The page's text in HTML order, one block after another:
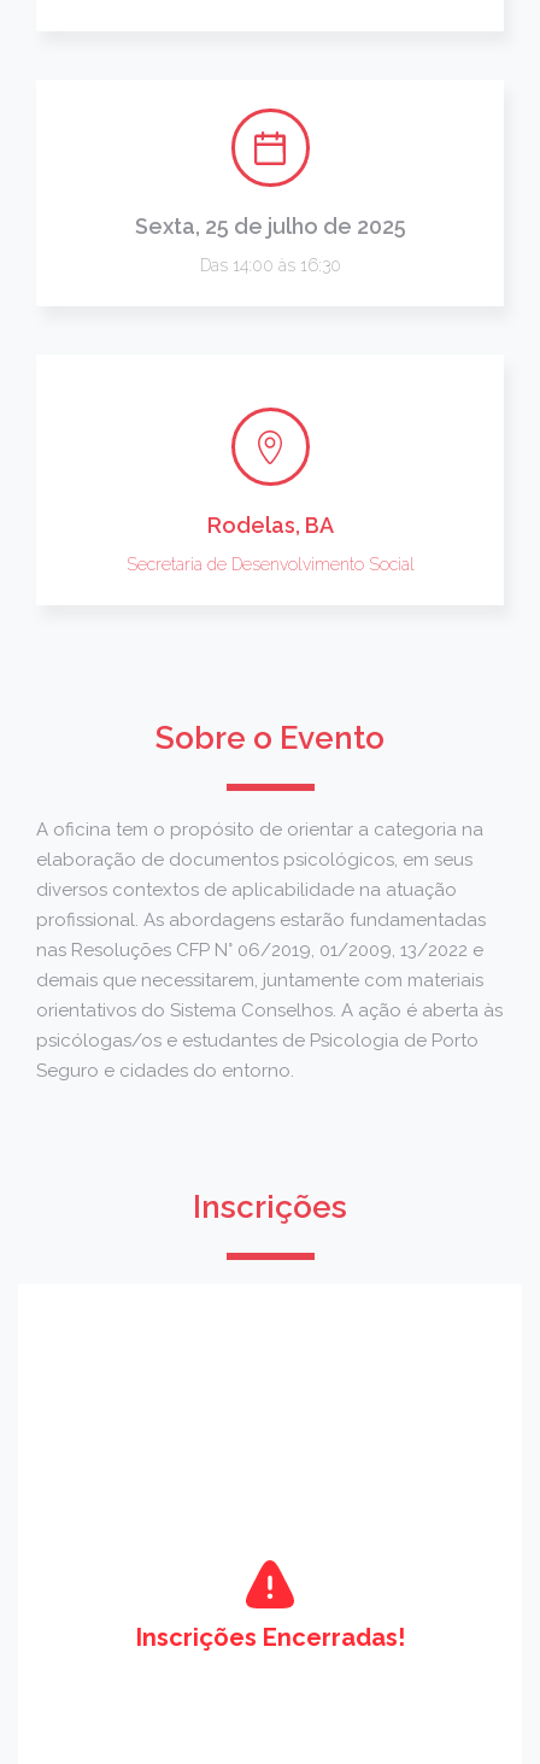
Sexta, 25 de julho de 2025
Das 14:00 às 16:30
Rodelas, BA
Secretaria de Desenvolvimento Social
Sobre o Evento
A oficina tem o propósito de orientar a categoria na
elaboração de documentos psicológicos, em seus
diversos contextos de aplicabilidade na atuação
profissional. As abordagens estarão fundamentadas
nas Resoluções CFP N° 06/2019, 01/2009, 13/2022 e
demais que necessitarem, juntamente com materiais
orientativos do Sistema Conselhos. A ação é aberta às
psicólogas/os e estudantes de Psicologia de Porto
Seguro e cidades do entorno.
Inscrições
Inscrições Encerradas!